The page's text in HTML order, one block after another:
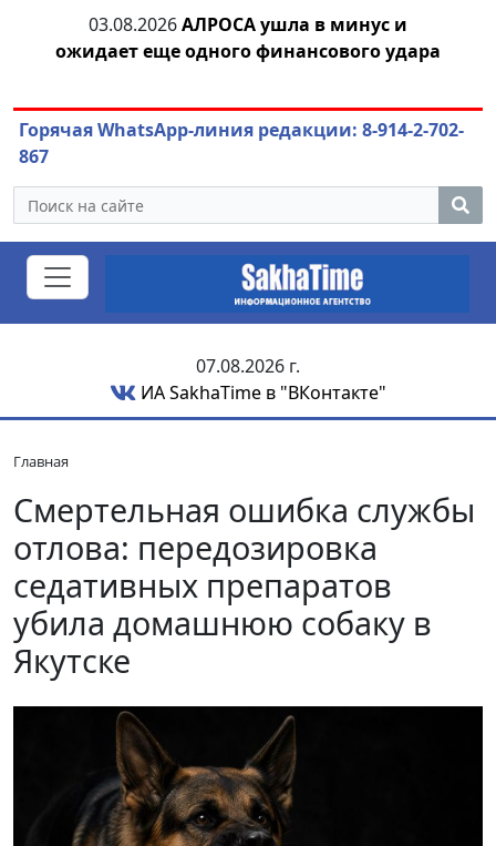
03.08.2026АЛРОСА ушла в минус и
ожидает еще одного финансового удара
Горячая WhatsApp-линия редакции: 8-914-2-702-
867
07.08.2026 г.
ИА SakhaTime в "ВКонтакте"
Главная
Смертельная ошибка службы
отлова: передозировка
седативных препаратов
убила домашнюю собаку в
Якутске